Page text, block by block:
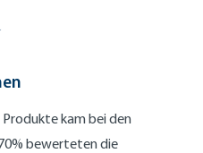
kam bei den
bewerteten die